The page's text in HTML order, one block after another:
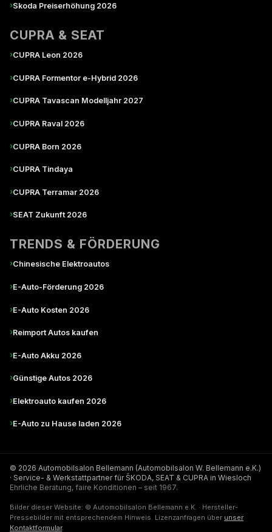
›Skoda Preiserhöhung 2026
CUPRA & SEAT
›CUPRA Leon 2026
›CUPRA Formentor e-Hybrid 2026
›CUPRA Tavascan Modelljahr 2027
›CUPRA Raval 2026
›CUPRA Born 2026
›CUPRA Tindaya
›CUPRA Terramar 2026
›SEAT Zukunft 2026
TRENDS & FÖRDERUNG
›Chinesische Elektroautos
›E-Auto-Förderung 2026
›E-Auto Kosten 2026
›Reimport Autos kaufen
›E-Auto Akku 2026
›Günstige Autos 2026
›Elektroauto kaufen 2026
›E-Auto zu Hause laden 2026
© 2026 Automobilsalon Bellemann (Automobilsalon W. Bellemann e.K.)
· Service- & Werkstattpartner für ŠKODA, SEAT & CUPRA in Wiesloch
Ehrliche Beratung, faire Konditionen – seit 1967.
Bilder dieser Website: © Automobilsalon Bellemann e.K. · Hersteller-
Pressebilder mit entsprechendem Hinweis. Lizenzanfragen über unser
Kontaktformular.